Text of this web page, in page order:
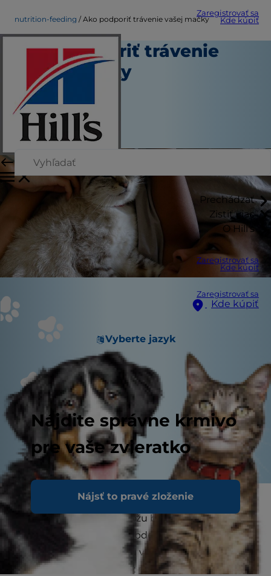
Zaregistrovať sa
Kde kúpiť
Prechádzať
Zistiť viac
O Hill's
Zaregistrovať sa
Kde kúpiť
Zaregistrovať sa
Kde kúpiť
Vyberte jazyk
Nájdite správne krmivo
pre vaše zvieratko
Nájsť to pravé zloženie
nutrition-feeding Ako podporiť trávenie vašej mačky
Ako podporiť trávenie
vašej mačky
Výživa a kŕmenie
Autor
|
Tráviace ťažkosti nie sú pre vašu mačku ani pre
vás nikdy príjemné a môžu byť jedným z
najznepokojujúcejších období. Existuje celá
škála vecí, ktoré sa môžu v tráviacom trakte
pokaziť, od zvracania cez mäkkú stolicu až po